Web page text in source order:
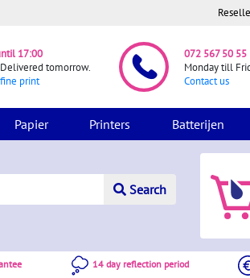
17:00
tomorrow.
print
072 567 50 55
Monday till
Contact us
Papier Printers Batterijen
Search
14 day reflection period